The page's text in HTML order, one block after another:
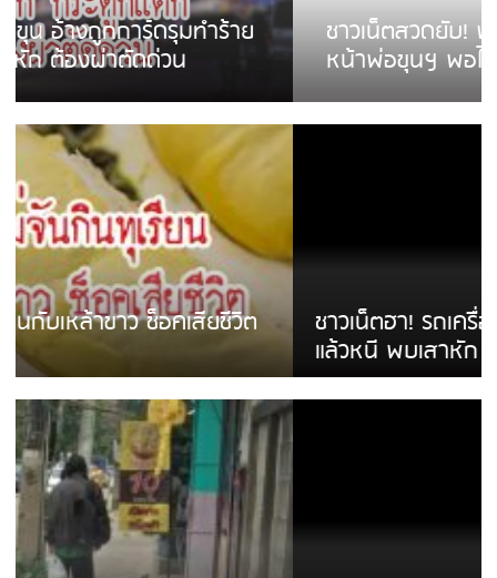
ชาวเน็ตสวดยับ! พบพม่าเร่ขายพวงมาลัย
หน้าพ่อขุนฯ พอไม่ซื้อเดินตาม
ชาวเน็ตฮา! รถเครื่องแม่สายชนป้ายร้านโลงศพ
แล้วหนี พบเสาหัก เบรคหัก หวิดได้ใช้บริการ